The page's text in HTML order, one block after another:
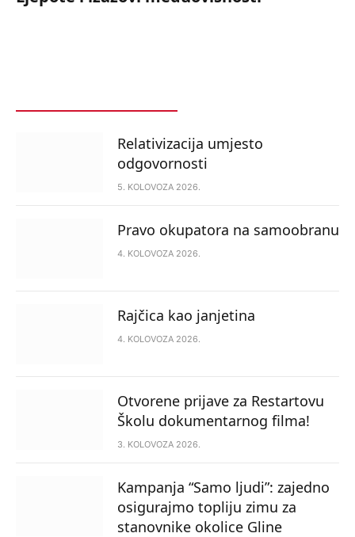
Relativizacija umjesto
odgovornosti
5. KOLOVOZA 2026.
Pravo okupatora na samoobranu
4. KOLOVOZA 2026.
Rajčica kao janjetina
4. KOLOVOZA 2026.
Otvorene prijave za Restartovu
Školu dokumentarnog filma!
3. KOLOVOZA 2026.
Kampanja “Samo ljudi”: zajedno
osigurajmo topliju zimu za
stanovnike okolice Gline